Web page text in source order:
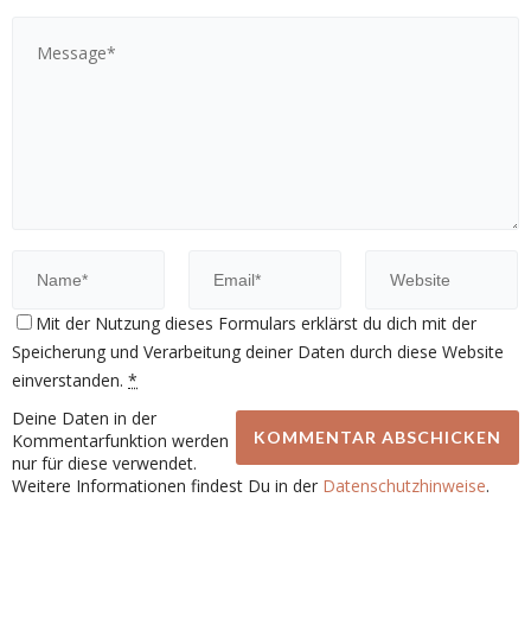
Mit der Nutzung dieses Formulars erklärst du dich mit der
Speicherung und Verarbeitung deiner Daten durch diese Website
einverstanden. *
Deine Daten in der
Kommentarfunktion werden
nur für diese verwendet.
Weitere Informationen findest Du in der Datenschutzhinweise.